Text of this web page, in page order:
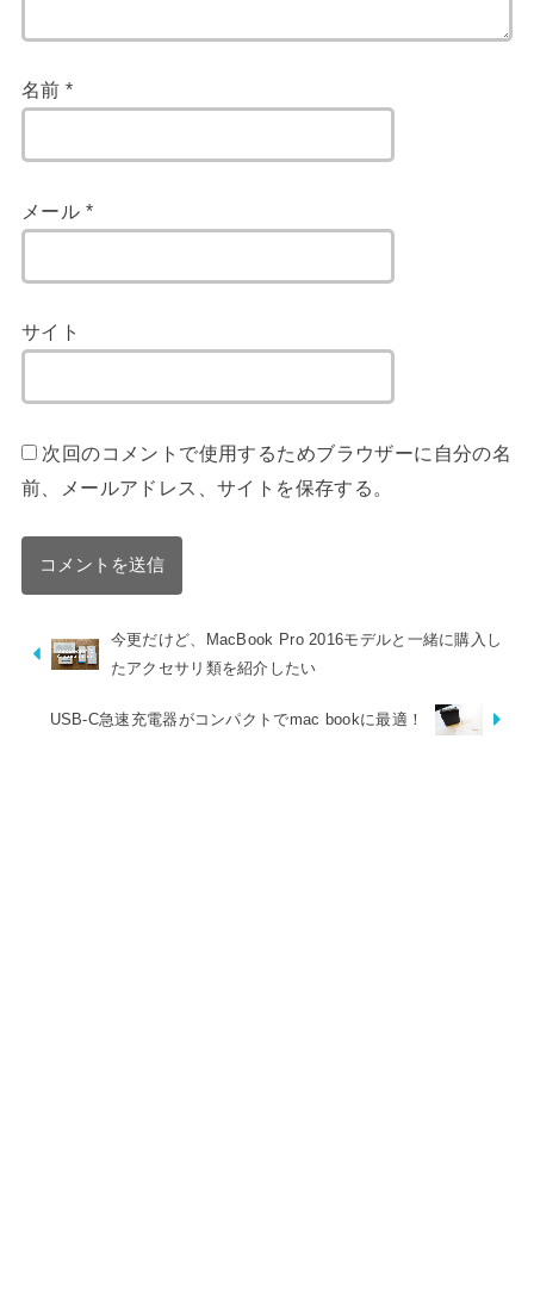
名前*
メール *
サイト
次回のコメントで使用するためブラウザーに自分の名
前、メールアドレス、サイトを保存する。
今更だけど、MacBook Pro 2016モデルと一緒に購入し
たアクセサリ類を紹介したい
USB-C急速充電器がコンパクトでmac bookに最適！